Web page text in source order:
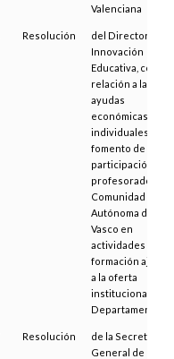
Valenciana
Resolución
del Director de
Innovación
Educativa, con
relación a las
ayudas
económicas
individuales para
fomento de la
participación del
profesorado de
Comunidad
Autónoma del
Vasco en
actividades de
formación ajenas
a la oferta
institucional del
Departamento
Resolución
de la Secretaria
General de la